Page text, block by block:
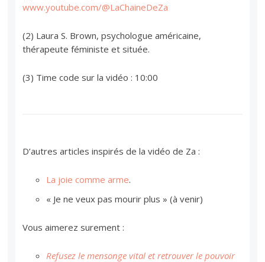
www.youtube.com/@LaChaineDeZa
(2) Laura S. Brown, psychologue américaine,
thérapeute féministe et située.
(3) Time code sur la vidéo : 10:00
D’autres articles inspirés de la vidéo de Za :
La joie comme arme.
« Je ne veux pas mourir plus » (à venir)
Vous aimerez surement :
Refusez le mensonge vital et retrouver le pouvoir